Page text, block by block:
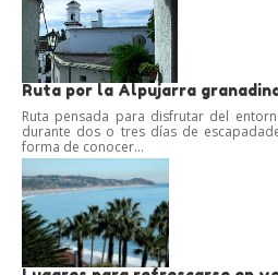
Ruta por la Alpujarra
Ruta pensada para disfrutar del
durante dos o tres días de
forma de conocer...